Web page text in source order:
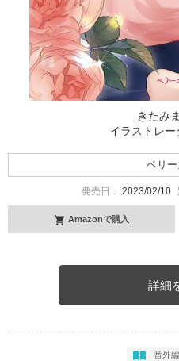
きたみ
イラストレ
ベリ
発売日： 2023/02/10
Amazonで購入
詳細
番外